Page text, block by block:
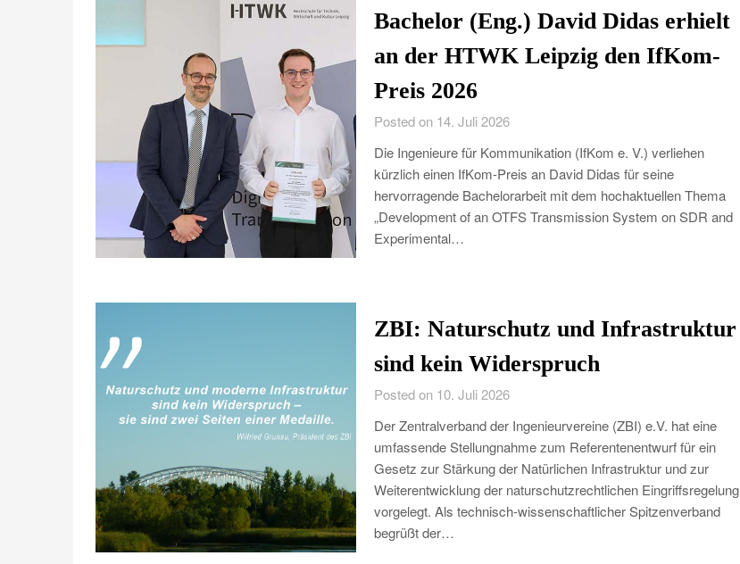
Bachelor (Eng.) David Didas erhielt
an der HTWK Leipzig den IfKom-
Preis 2026
Posted on 14. Juli 2026
Die Ingenieure für Kommunikation (IfKom e. V.) verliehen
kürzlich einen IfKom-Preis an David Didas für seine
hervorragende Bachelorarbeit mit dem hochaktuellen Thema
„Development of an OTFS Transmission System on SDR and
Experimental…
ZBI: Naturschutz und Infrastruktur
sind kein Widerspruch
Posted on 10. Juli 2026
Der Zentralverband der Ingenieurvereine (ZBI) e.V. hat eine
umfassende Stellungnahme zum Referentenentwurf für ein
Gesetz zur Stärkung der Natürlichen Infrastruktur und zur
Weiterentwicklung der naturschutzrechtlichen Eingriffsregelung
vorgelegt. Als technisch-wissenschaftlicher Spitzenverband
begrüßt der…